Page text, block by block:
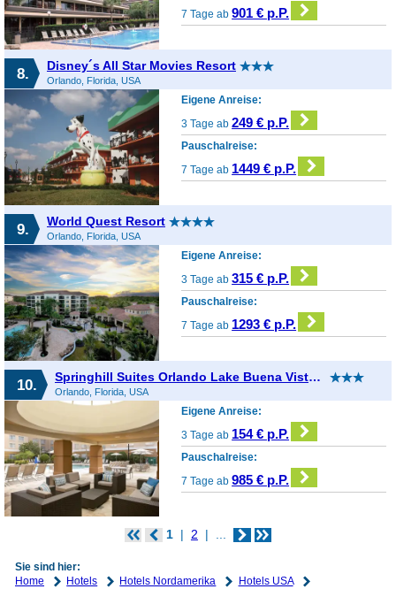
7 Tage ab901 € p.P.
8. Disney´s All Star Movies Resort
Orlando, Florida, USA
Eigene Anreise:
3 Tage ab249 € p.P.
Pauschalreise:
7 Tage ab 1449 € p.P.
9. World Quest Resort
Orlando, Florida, USA
Eigene Anreise:
3 Tage ab315 € p.P.
Pauschalreise:
7 Tage ab 1293 € p.P.
10. Springhill Suites Orlando Lake Buena Vista in Marriott Village
Orlando, Florida, USA
Eigene Anreise:
3 Tage ab 154 € p.P.
Pauschalreise:
7 Tage ab985 € p.P.
1 2 ...
Sie sind hier:
Home
Hotels Hotels Nordamerika
Hotels USA